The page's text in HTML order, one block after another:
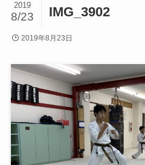
IMG_3902
2019
8/23
2019年8月23日